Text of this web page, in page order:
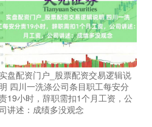
实盘配资门户_股票配资交易逻辑说
明 四川一洗涤公司条目职工每安分
19小时，辞职需扣1个月工资，公
讲述：成绩多没观念